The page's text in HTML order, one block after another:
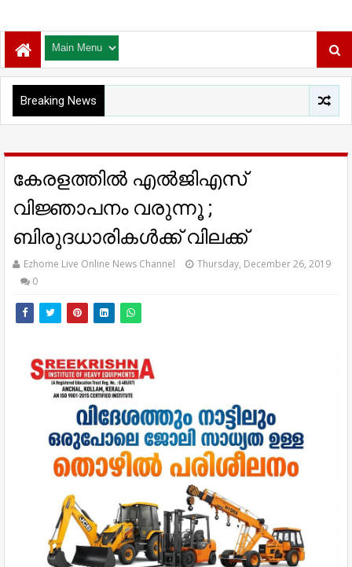
Breaking News
കേരളത്തില്‍ എല്‍ജിഎസ്
വിജ്ഞാപനം വരുന്നൂ ;
ബിരുദധാരികള്‍ക്ക് വിലക്ക്
Ezhome Live Online News Channel
Thursday, December 26, 2019
0